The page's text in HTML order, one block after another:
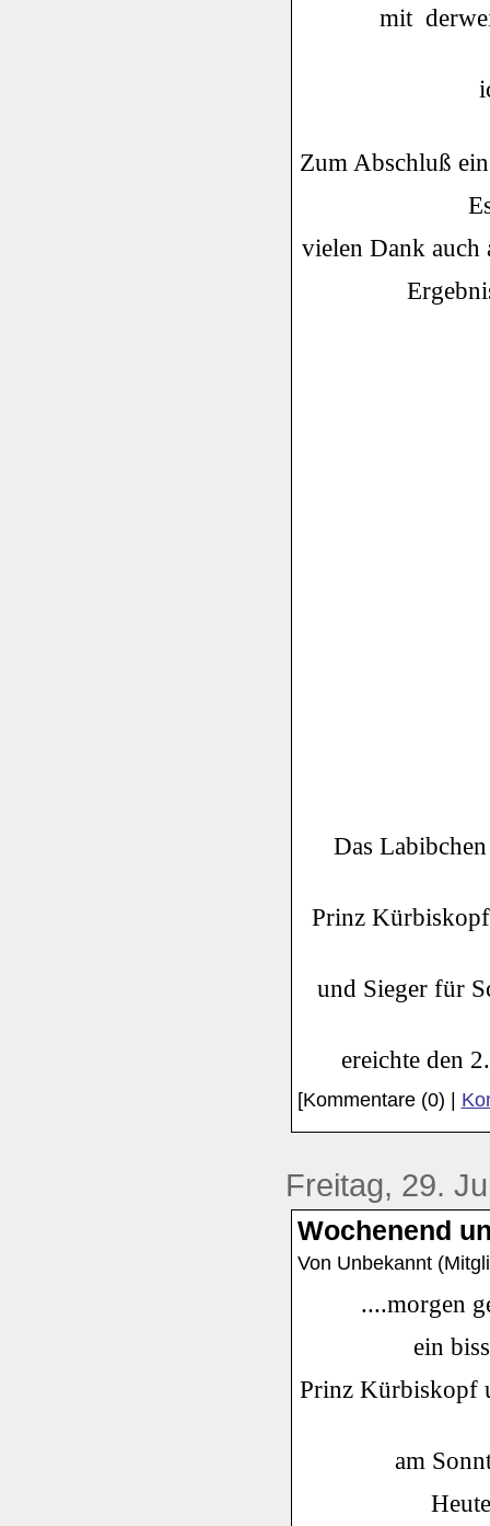
mit
Zum Abschluß
vielen Dank auch
Das
Prinz
und Sieger für
ereichte den
[Kommentare (0) |
Freitag, 29.
Wochenend
Von Unbekannt
....morgen
ein
Prinz Kürbiskopf
am